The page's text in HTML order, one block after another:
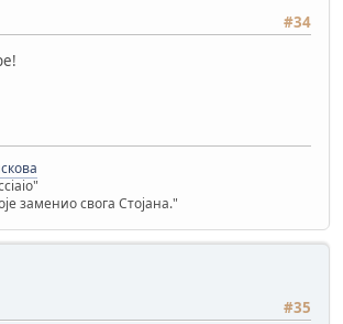
#34
заменио свога Стојана."
#35